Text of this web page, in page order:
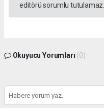
editörü sorumlu tutulamaz...
Okuyucu Yorumları (0)